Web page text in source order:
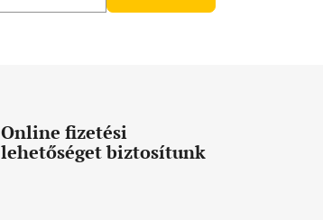
Online fizetési
lehetőséget biztosítunk